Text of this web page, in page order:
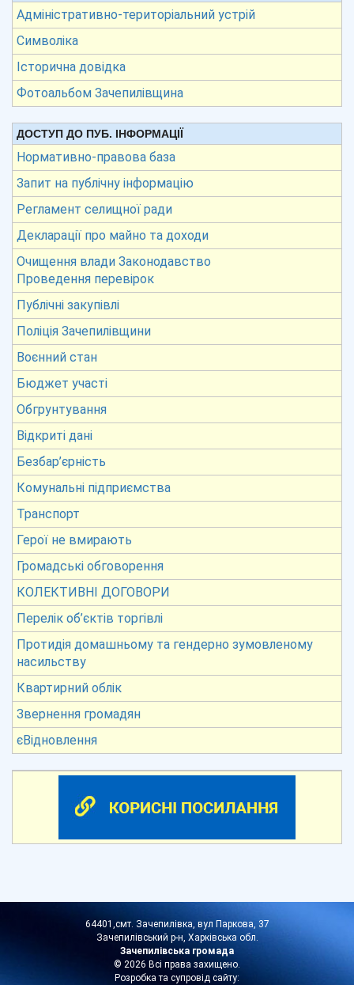
Адміністративно-територіальний устрій
Символіка
Історична довідка
Фотоальбом Зачепилівщина
ДОСТУП ДО ПУБ. ІНФОРМАЦІЇ
Нормативно-правова база
Запит на публічну інформацію
Регламент селищної ради
Декларації про майно та доходи
Очищення влади Законодавство
Проведення перевірок
Публічні закупівлі
Поліція Зачепилівщини
Воєнний стан
Бюджет участі
Обгрунтування
Відкриті дані
Безбар’єрність
Комунальні підприємства
Транспорт
Герої не вмирають
Громадські обговорення
КОЛЕКТИВНІ ДОГОВОРИ
Перелік об’єктів торгівлі
Протидія домашньому та гендерно зумовленому
насильству
Квартирний облік
Звернення громадян
єВідновлення
64401,смт. Зачепилівка, вул Паркова, 37
Зачепилівський р-н, Харківська обл.
Зачепилівська громада
© 2026 Всі права захищено.
Розробка та супровід сайту: